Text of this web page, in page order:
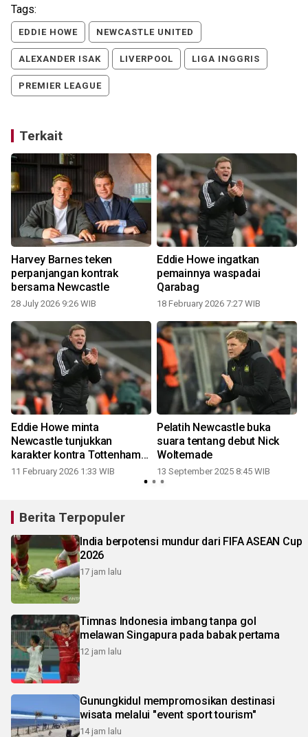
Tags:
EDDIE HOWE NEWCASTLE UNITED
ALEXANDER ISAK LIVERPOOL LIGA INGGRIS
PREMIER LEAGUE
Terkait
Harvey Barnes teken
perpanjangan kontrak
bersama Newcastle
28 July 2026 9:26 WIB
Eddie Howe ingatkan
pemainnya waspadai
Qarabag
18 February 2026 7:27 WIB
Eddie Howe minta
Newcastle tunjukkan
karakter kontra Tottenham
Hotspur
11 February 2026 1:33 WIB
Pelatih Newcastle buka
suara tentang debut Nick
Woltemade
13 September 2025 8:45 WIB
Berita Terpopuler
India berpotensi mundur dari FIFA ASEAN Cup
2026
17 jam lalu
Timnas Indonesia imbang tanpa gol
melawan Singapura pada babak pertama
12 jam lalu
Gunungkidul mempromosikan destinasi
wisata melalui "event sport tourism"
14 jam lalu